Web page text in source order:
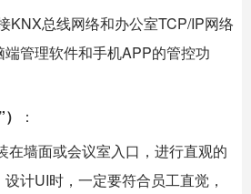
KNX总线网络和办公室TCP/IP网络
管理软件和手机APP的管控功
：
在墙面或会议室入口，进行直观的
计UI时，一定要符合员工直觉，